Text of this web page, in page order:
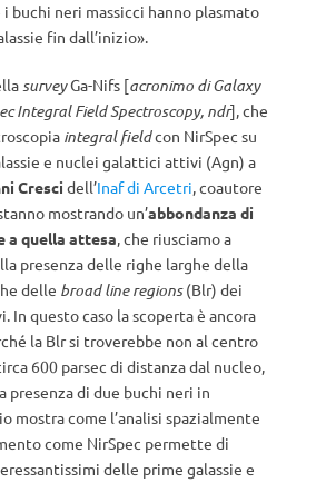
buchi neri massicci hanno plasmato
fin dall’inizio».
surveyGa-Nifs [acronimo di Galaxy
Integral Field Spectroscopy, ndr], che
integral fieldcon NirSpec su
e nuclei galattici attivi (Agn) a
Cresci dell’Inaf di Arcetri, coautore
mostrando un’abbondanza di
a quella attesa, che riusciamo a
presenza delle righe larghe della
delle broad line regions(Blr) dei
questo caso la scoperta è ancora
la Blr si troverebbe non al centro
600 parsec di distanza dal nucleo,
presenza di due buchi neri in
mostra come l’analisi spazialmente
come NirSpec permette di
delle prime galassie e